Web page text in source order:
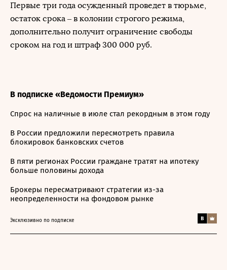
Первые три года осужденный проведет в тюрьме,
остаток срока – в колонии строгого режима,
дополнительно получит ограничение свободы
сроком на год и штраф 300 000 руб.
В подписке «Ведомости Премиум»
Спрос на наличные в июле стал рекордным в этом году
В России предложили пересмотреть правила
блокировок банковских счетов
В пяти регионах России граждане тратят на ипотеку
больше половины дохода
Брокеры пересматривают стратегии из-за
неопределенности на фондовом рынке
Эксклюзивно по подписке